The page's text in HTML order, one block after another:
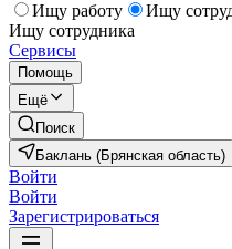
Ищу работу
Ищу
Ищу сотрудника
Сервисы
Помощь
Ещё
Поиск
Баклань (Брянская область)
Войти
Войти
Зарегистрироваться